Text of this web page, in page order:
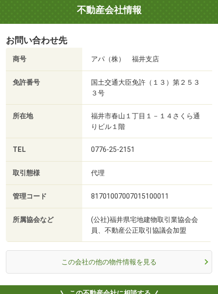
不動産会社情報
お問い合わせ先
商号 アパ（株） 福井支店
免許番号
国土交通大臣免許（１３）第２５３
３号
所在地
福井市春山１丁目１－１４さくら通
りビル１階
TEL 0776-25-2151
取引態様 代理
管理コード 81701007007015100011
所属協会など
(公社)福井県宅地建物取引業協会会
員、不動産公正取引協議会加盟
この会社の他の物件情報を見る